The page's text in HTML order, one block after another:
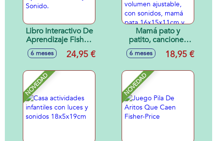
Libro Interactivo De
Aprendizaje Fisher-
Price Ríe Y
Aprende Con Luz y
6 meses 24,95 €
Mamá pato y
patito, canciones
alegres y de cuna,
aprende el
palabras, volumen
ajustable, con
sonidos, mamá
pata 16x15x11cm y
patito 6x6x4cm
6 meses 18,95 €
NOVEDAD NOVEDAD